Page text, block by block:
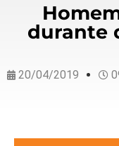
durante
20/04/2019